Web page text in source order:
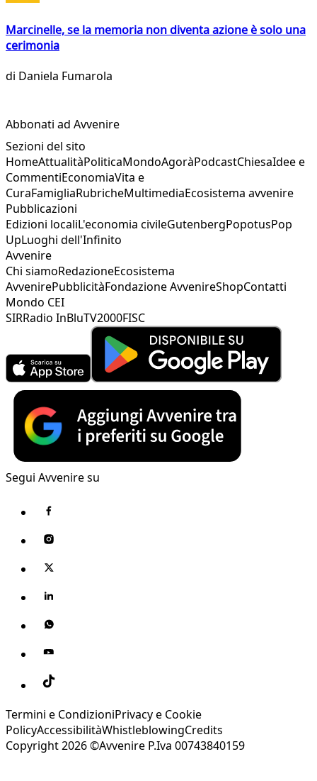
Marcinelle, se la memoria non diventa azione è solo una
cerimonia
di Daniela Fumarola
Abbonati ad Avvenire
Sezioni del sito
HomeAttualitàPoliticaMondoAgoràPodcastChiesaIdee e
CommentiEconomiaVita e
CuraFamigliaRubricheMultimediaEcosistema avvenire
Pubblicazioni
Edizioni localiL'economia civileGutenbergPopotusPop
UpLuoghi dell'Infinito
Avvenire
Chi siamoRedazioneEcosistema
AvvenirePubblicitàFondazione AvvenireShopContatti
Mondo CEI
SIRRadio InBluTV2000FISC
Segui Avvenire su
Termini e CondizioniPrivacy e Cookie
PolicyAccessibilitàWhistleblowingCredits
Copyright 2026 ©Avvenire P.Iva 00743840159